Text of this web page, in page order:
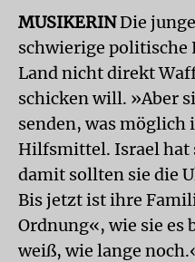
MUSIKERINDie
schwierige politische
Land nicht direkt
schicken will. »Aber
senden, was
Hilfsmittel. Israel hat
damit sollten sie die
Bis jetzt ist ihre
Ordnung«, wie sie es
weiß, wie lange